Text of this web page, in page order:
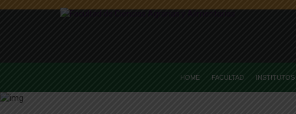
HOME FACULTAD INSTITUTOS